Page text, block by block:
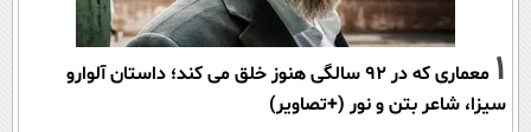
1
معماری که در 92 سالگی هنوز خلق می کند؛ داستان آلوارو
سیزا، شاعر بتن و نور (+تصاویر)